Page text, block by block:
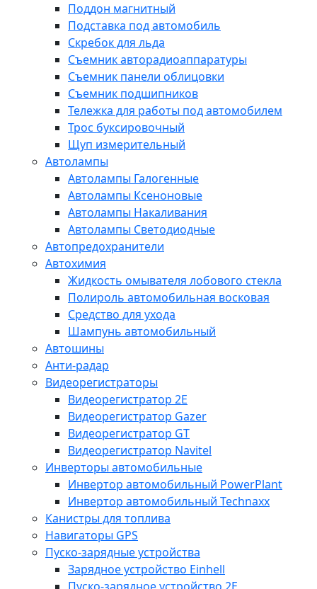
Поддон магнитный
Подставка под автомобиль
Скребок для льда
Съемник авторадиоаппаратуры
Съемник панели облицовки
Съемник подшипников
Тележка для работы под автомобилем
Трос буксировочный
Щуп измерительный
Автолампы
Автолампы Галогенные
Автолампы Ксеноновые
Автолампы Накаливания
Автолампы Светодиодные
Автопредохранители
Автохимия
Жидкость омывателя лобового стекла
Полироль автомобильная восковая
Средство для ухода
Шампунь автомобильный
Автошины
Анти-радар
Видеорегистраторы
Видеорегистратор 2E
Видеорегистратор Gazer
Видеорегистратор GT
Видеорегистратор Navitel
Инверторы автомобильные
Инвертор автомобильный PowerPlant
Инвертор автомобильный Technaxx
Канистры для топлива
Навигаторы GPS
Пуско-зарядные устройства
Зарядное устройство Einhell